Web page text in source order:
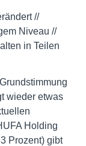
//
Niveau //
in Teilen
wieder etwas
Holding
Prozent) gibt